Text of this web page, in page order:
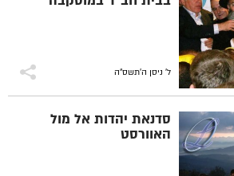
ל' ניסן ה׳תשס״ה
סדנאת יהדות אל מול
האוורסט